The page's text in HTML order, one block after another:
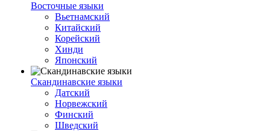
Восточные языки
Вьетнамский
Китайский
Корейский
Хинди
Японский
Скандинавские языки
Датский
Норвежский
Финский
Шведский